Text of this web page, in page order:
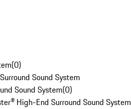
(0)
Sound System
Sound System(0)
High-End Surround Sound System